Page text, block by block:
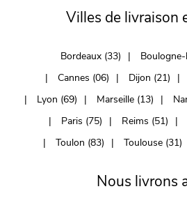
Villes de livraison
Bordeaux (33)
Cannes (06)
Dijon (21)
Lyon (69)
Marseille (13)
Paris (75)
Reims (51)
Toulon (83)
Toulouse (31)
Nous livrons